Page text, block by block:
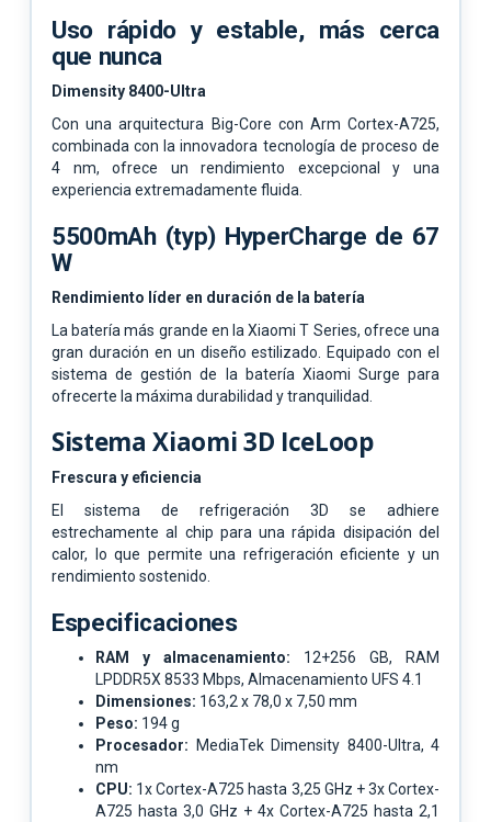
Uso rápido y estable, más cerca
que nunca
Dimensity 8400-Ultra
Con una arquitectura Big-Core con Arm Cortex-A725,
combinada con la innovadora tecnología de proceso de
4 nm, ofrece un rendimiento excepcional y una
experiencia extremadamente fluida.
5500mAh (typ) HyperCharge de 67
W
Rendimiento líder en duración de la batería
La batería más grande en la Xiaomi T Series, ofrece una
gran duración en un diseño estilizado. Equipado con el
sistema de gestión de la batería Xiaomi Surge para
ofrecerte la máxima durabilidad y tranquilidad.
Sistema Xiaomi 3D IceLoop
Frescura y eficiencia
El sistema de refrigeración 3D se adhiere
estrechamente al chip para una rápida disipación del
calor, lo que permite una refrigeración eficiente y un
rendimiento sostenido.
Especificaciones
RAM y almacenamiento: 12+256 GB, RAM
LPDDR5X 8533 Mbps, Almacenamiento UFS 4.1
Dimensiones: 163,2 x 78,0 x 7,50 mm
Peso: 194 g
Procesador: MediaTek Dimensity 8400-Ultra, 4
nm
CPU: 1x Cortex-A725 hasta 3,25 GHz + 3x Cortex-
A725 hasta 3,0 GHz + 4x Cortex-A725 hasta 2,1